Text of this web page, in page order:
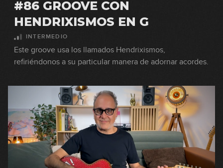
#86 GROOVE CON
HENDRIXISMOS EN G
INTERMEDIO
Este groove usa los llamados Hendrixismos,
refiriéndonos a su particular manera de adornar acordes.